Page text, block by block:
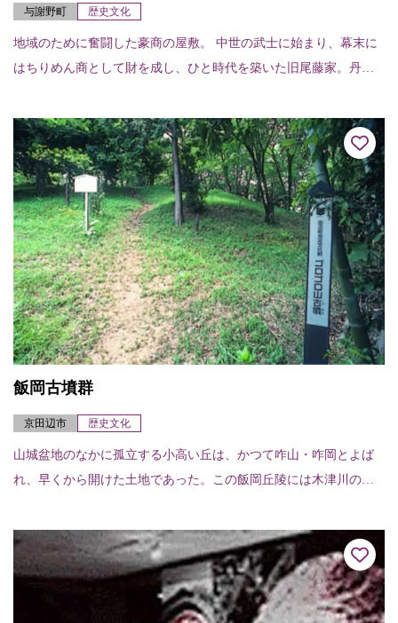
与謝野町 歴史文化
地域のために奮闘した豪商の屋敷。 中世の武士に始まり、幕末に
はちりめん商として財を成し、ひと時代を築いた旧尾藤家。丹後
代末期築の広大な...
飯岡古墳群
京田辺市 歴史文化
山城盆地のなかに孤立する小高い丘は、かつて咋山・咋岡とよば
れ、早くから開けた土地であった。この飯岡丘陵には木津川の水
円墳の飯岡車塚古墳、...